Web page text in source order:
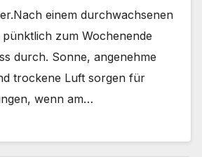
einem durchwachsenen
zum Wochenende
durch. Sonne, angenehme
trockene Luft sorgen für
wenn am…